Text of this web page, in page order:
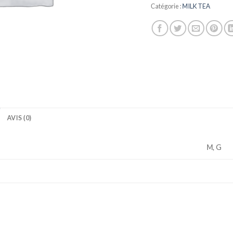
Catégorie :MILK TEA
AVIS (0)
M, G